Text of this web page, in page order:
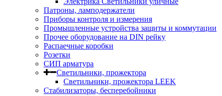
Патроны, ламподержатели
Приборы контроля и измерения
Промышленные устройства защиты и коммутации
Прочее оборудование на DIN рейку
Распаечные коробки
Розетки
СИП арматура
Светильники, прожектора
Светильники, прожектора LEEK
Стабилизаторы, бесперебойники